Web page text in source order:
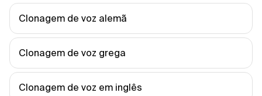
Clonagem de voz alemã
Clonagem de voz grega
Clonagem de voz em inglês